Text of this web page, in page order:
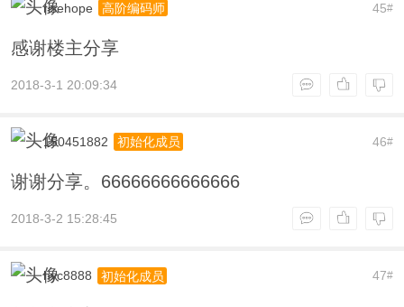
45#
risehope 高阶编码师
感谢楼主分享
2018-3-1 20:09:34
46#
150451882 初始化成员
谢谢分享。66666666666666
2018-3-2 15:28:45
47#
hyc8888 初始化成员